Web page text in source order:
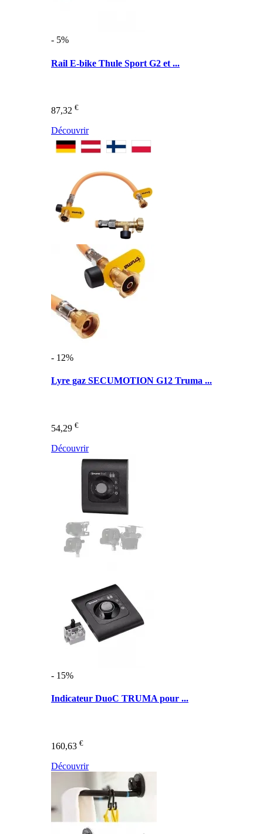
- 5%
Rail E-bike Thule Sport G2 et ...
87,32 €
Découvrir
- 12%
Lyre gaz SECUMOTION G12 Truma ...
54,29 €
Découvrir
- 15%
Indicateur DuoC TRUMA pour ...
160,63 €
Découvrir